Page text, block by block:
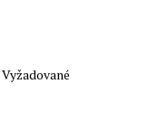
Vyžadované